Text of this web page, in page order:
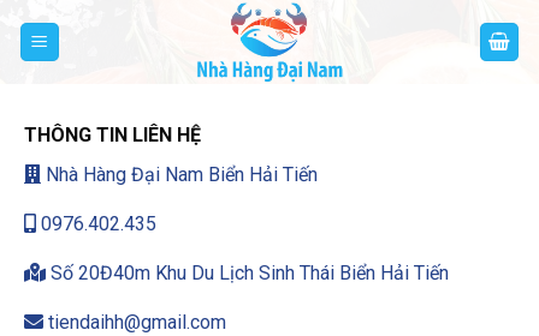
THÔNG TIN LIÊN HỆ
Nhà Hàng Đại Nam Biển Hải Tiến
0976.402.435
Số 20Đ40m Khu Du Lịch Sinh Thái Biển Hải Tiến
tiendaihh@gmail.com